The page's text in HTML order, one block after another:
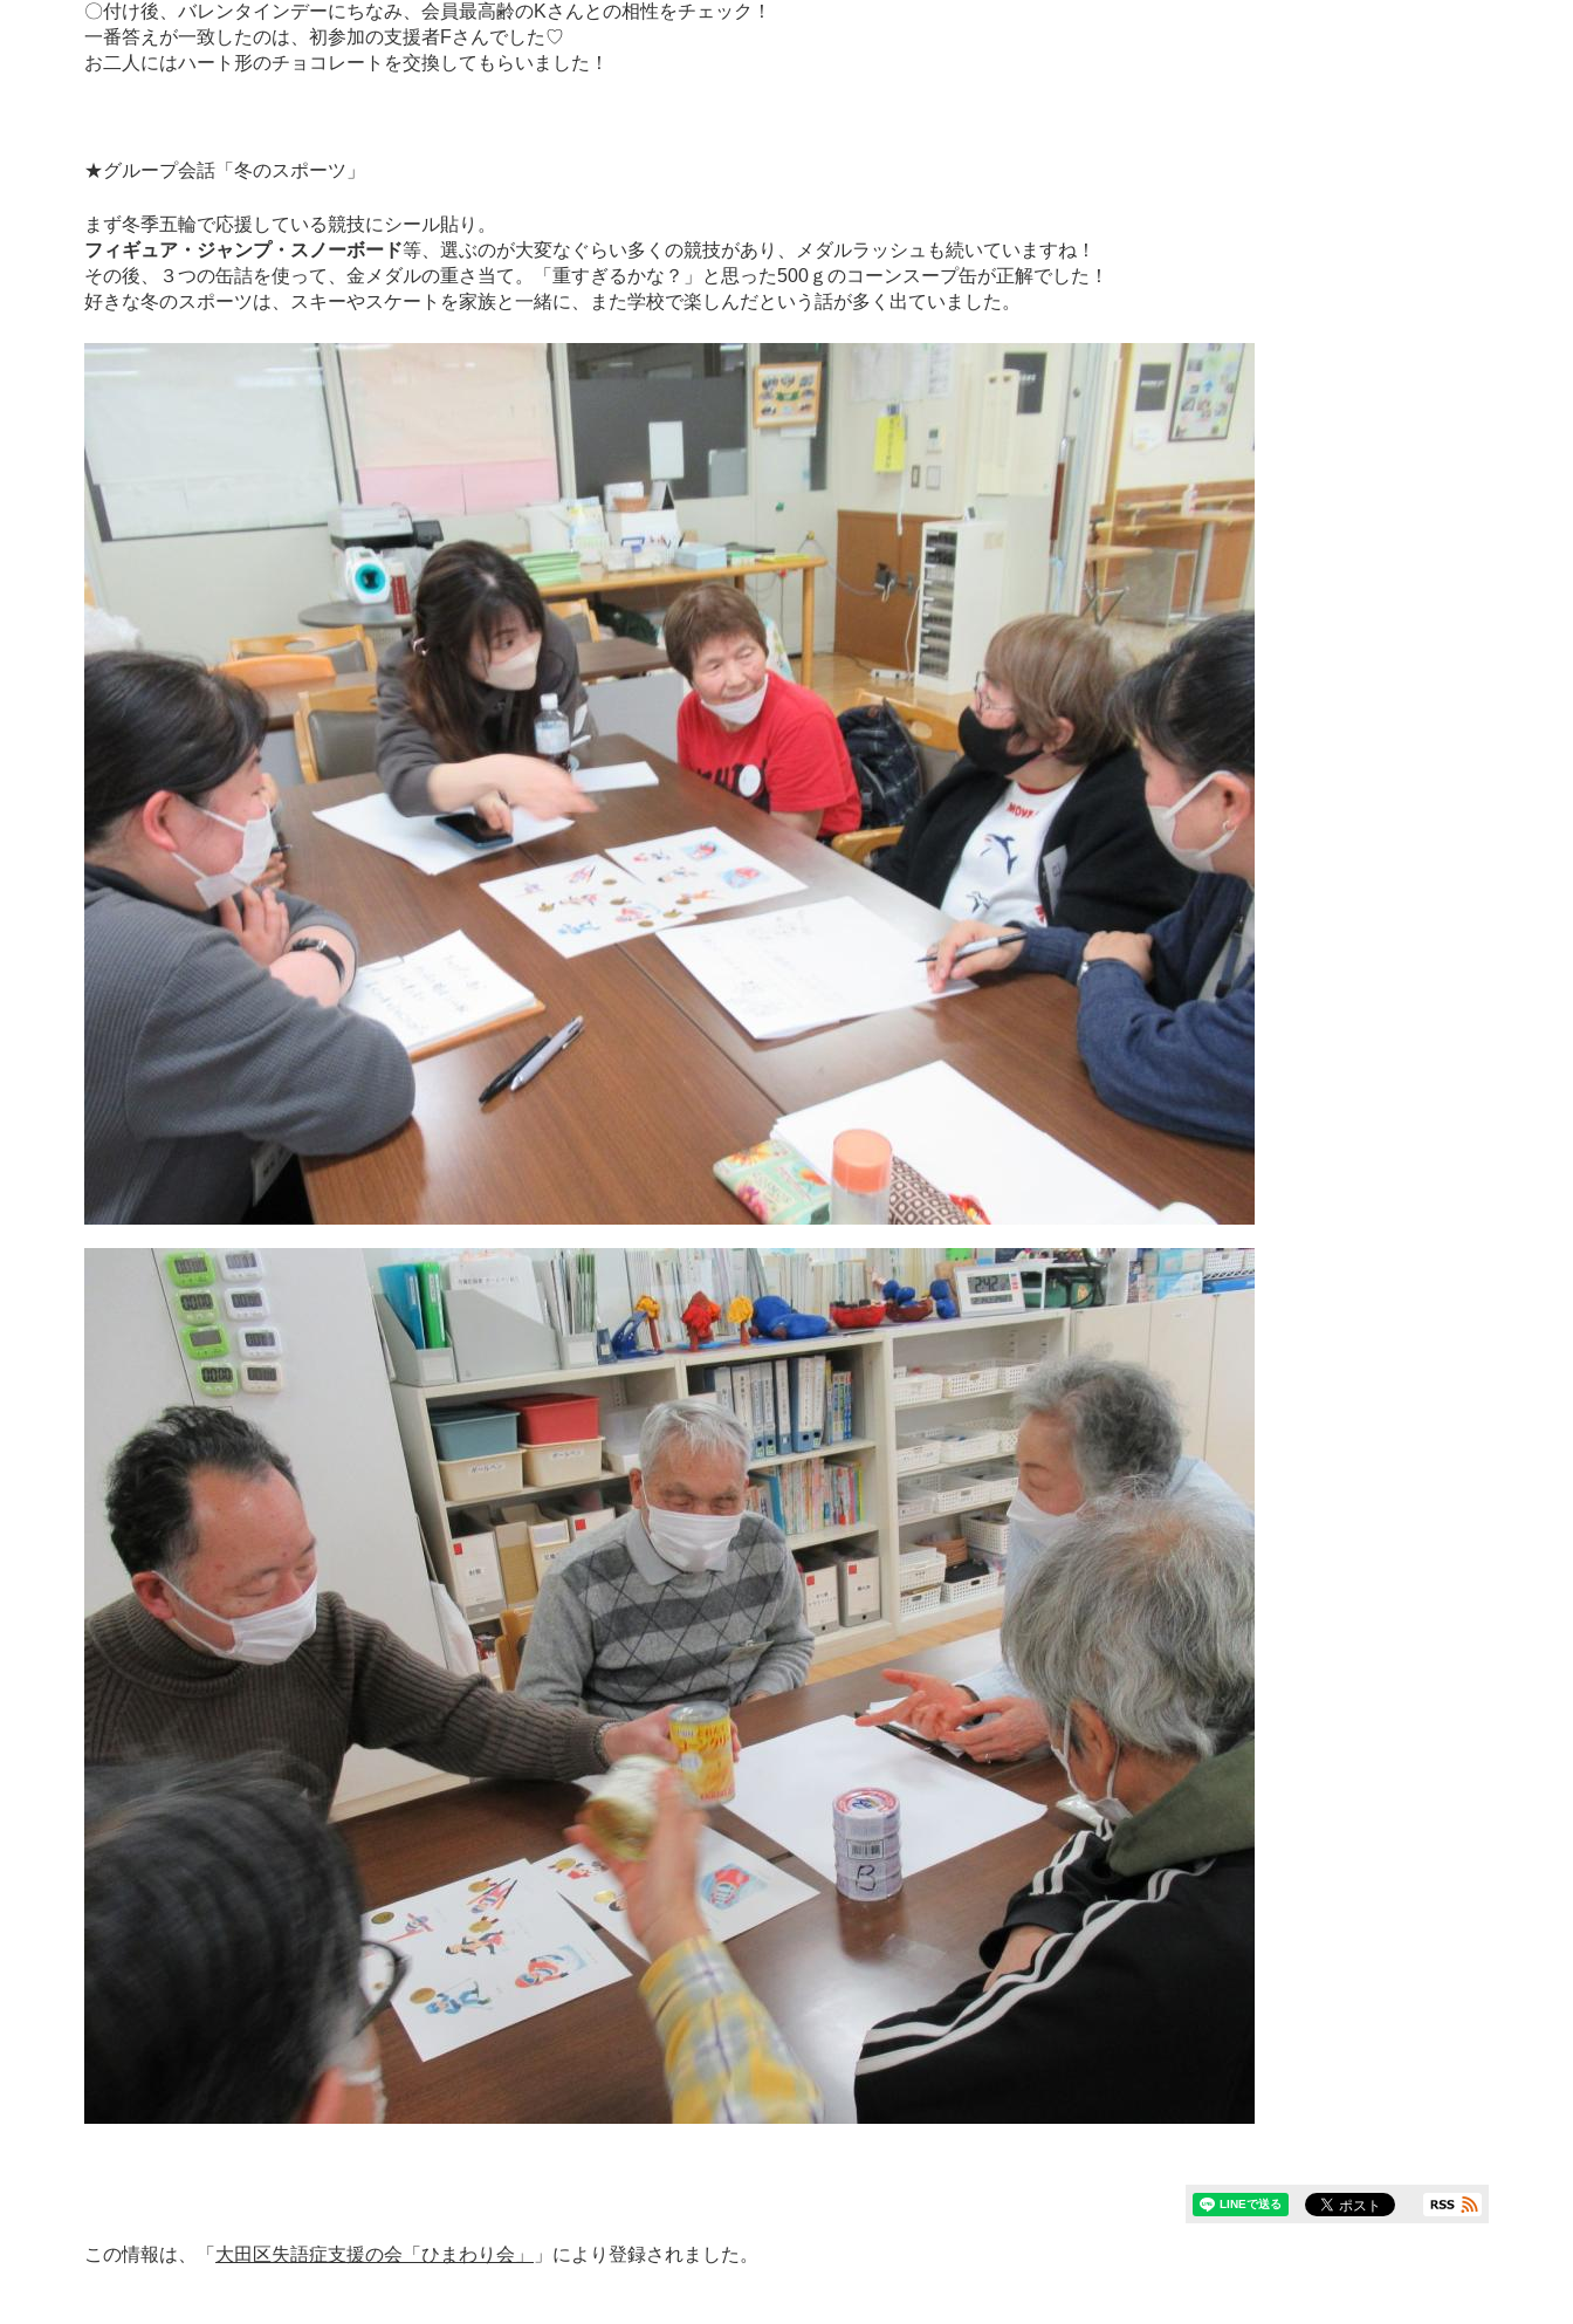
〇付け後、バレンタインデーにちなみ、会員最高齢のKさんとの相性をチェック！
一番答えが一致したのは、初参加の支援者Fさんでした♡
お二人にはハート形のチョコレートを交換してもらいました！
★グループ会話「冬のスポーツ」
まず冬季五輪で応援している競技にシール貼り。
フィギュア・ジャンプ・スノーボード等、選ぶのが大変なぐらい多くの競技があり、メダルラッシュも続いていますね！
その後、３つの缶詰を使って、金メダルの重さ当て。「重すぎるかな？」と思った500ｇのコーンスープ缶が正解でした！
好きな冬のスポーツは、スキーやスケートを家族と一緒に、また学校で楽しんだという話が多く出ていました。
この情報は、「 大田区失語症支援の会「ひまわり会」 」により登録されました。